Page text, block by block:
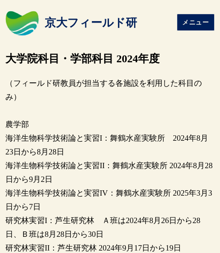
京大フィールド研 メニュー
大学院科目・学部科目 2024年度
（フィールド研教員が担当する各施設を利用した科目の
み）
農学部
海洋生物科学技術論と実習I：舞鶴水産実験所 2024年8月
23日から8月28日
海洋生物科学技術論と実習II：舞鶴水産実験所 2024年8月28
日から9月2日
海洋生物科学技術論と実習IV：舞鶴水産実験所 2025年3月3
日から7日
研究林実習I：芦生研究林 Ａ班は2024年8月26日から28
日、Ｂ班は8月28日から30日
研究林実習II：芦生研究林 2024年9月17日から19日